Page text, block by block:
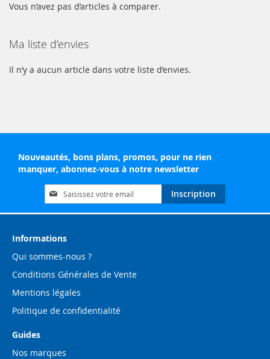
Vous n’avez pas d’articles à comparer.
Ma liste d’envies
Il n’y a aucun article dans votre liste d’envies.
Nouveautés, bons plans, promos, pour ne rien
manquer, abonnez-vous à notre newsletter
Inscription
à
notre
d’information
Inscription
Informations
Qui sommes-nous ?
Conditions Générales de Vente
Mentions légales
Politique de confidentialité
Guides
Nos marques